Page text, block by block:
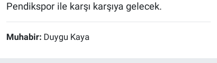
Pendikspor ile karşı karşıya gelecek.
Muhabir: Duygu Kaya